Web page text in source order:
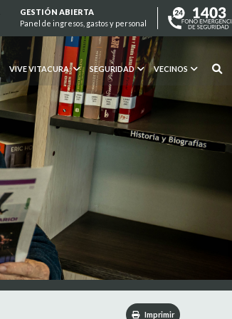
GESTIÓN ABIERTA
Panel de ingresos, gastos y personal
VIVE VITACURA SEGURIDAD VECINOS
Imprimir